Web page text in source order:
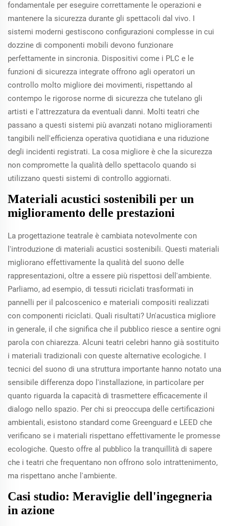
fondamentale per eseguire correttamente le operazioni e
mantenere la sicurezza durante gli spettacoli dal vivo. I
sistemi moderni gestiscono configurazioni complesse in cui
dozzine di componenti mobili devono funzionare
perfettamente in sincronia. Dispositivi come i PLC e le
funzioni di sicurezza integrate offrono agli operatori un
controllo molto migliore dei movimenti, rispettando al
contempo le rigorose norme di sicurezza che tutelano gli
artisti e l'attrezzatura da eventuali danni. Molti teatri che
passano a questi sistemi più avanzati notano miglioramenti
tangibili nell'efficienza operativa quotidiana e una riduzione
degli incidenti registrati. La cosa migliore è che la sicurezza
non compromette la qualità dello spettacolo quando si
utilizzano questi sistemi di controllo aggiornati.
Materiali acustici sostenibili per un
miglioramento delle prestazioni
La progettazione teatrale è cambiata notevolmente con
l'introduzione di materiali acustici sostenibili. Questi materiali
migliorano effettivamente la qualità del suono delle
rappresentazioni, oltre a essere più rispettosi dell'ambiente.
Parliamo, ad esempio, di tessuti riciclati trasformati in
pannelli per il palcoscenico e materiali compositi realizzati
con componenti riciclati. Quali risultati? Un'acustica migliore
in generale, il che significa che il pubblico riesce a sentire ogni
parola con chiarezza. Alcuni teatri celebri hanno già sostituito
i materiali tradizionali con queste alternative ecologiche. I
tecnici del suono di una struttura importante hanno notato una
sensibile differenza dopo l'installazione, in particolare per
quanto riguarda la capacità di trasmettere efficacemente il
dialogo nello spazio. Per chi si preoccupa delle certificazioni
ambientali, esistono standard come Greenguard e LEED che
verificano se i materiali rispettano effettivamente le promesse
ecologiche. Questo offre al pubblico la tranquillità di sapere
che i teatri che frequentano non offrono solo intrattenimento,
ma rispettano anche l'ambiente.
Casi studio: Meraviglie dell'ingegneria
in azione